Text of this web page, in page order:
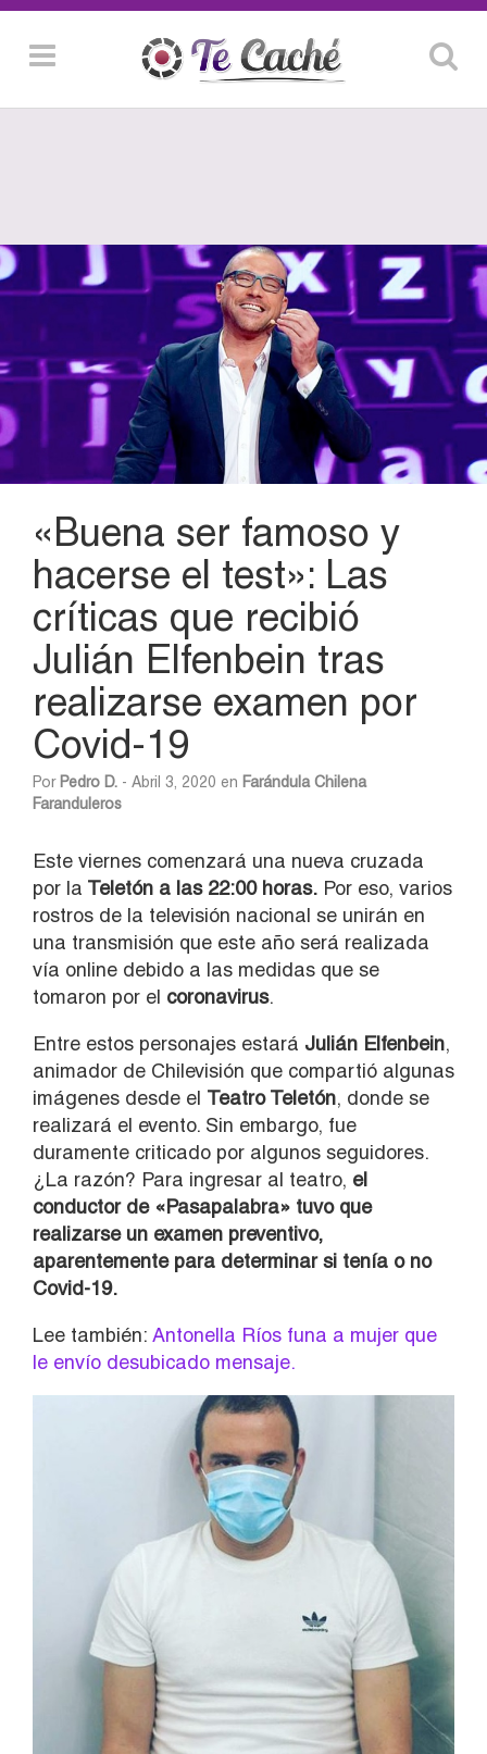
«Buena ser famoso y
hacerse el test»: Las
críticas que recibió
Julián Elfenbein tras
realizarse examen por
Covid-19
Por Pedro D. - Abril 3, 2020 en Farándula Chilena
Faranduleros
Este viernes comenzará una nueva cruzada
por la Teletón a las 22:00 horas. Por eso, varios
rostros de la televisión nacional se unirán en
una transmisión que este año será realizada
vía online debido a las medidas que se
tomaron por el coronavirus.
Entre estos personajes estará Julián Elfenbein,
animador de Chilevisión que compartió algunas
imágenes desde el Teatro Teletón, donde se
realizará el evento. Sin embargo, fue
duramente criticado por algunos seguidores.
¿La razón? Para ingresar al teatro, el
conductor de «Pasapalabra» tuvo que
realizarse un examen preventivo,
aparentemente para determinar si tenía o no
Covid-19.
Lee también: Antonella Ríos funa a mujer que
le envío desubicado mensaje.